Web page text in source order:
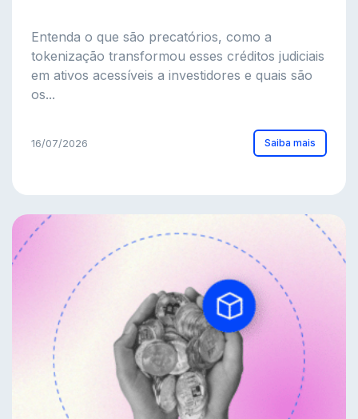
Entenda o que são precatórios, como a
tokenização transformou esses créditos judiciais
em ativos acessíveis a investidores e quais são
os...
16/07/2026 Saiba mais